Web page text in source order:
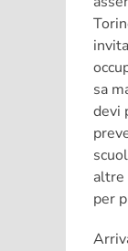
sa
devi
altre
per